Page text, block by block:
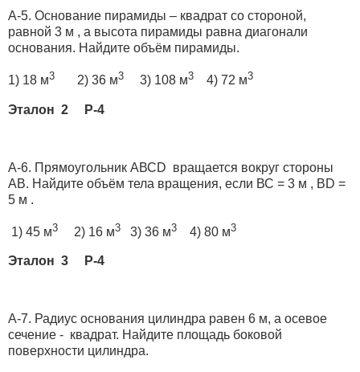
А-5. Основание пирамиды – квадрат со стороной,
равной 3 м , а высота пирамиды равна диагонали
основания. Найдите объём пирамиды.
1) 18 м3 2) 36 м3 3) 108 м3 4) 72 м3
Эталон 2 Р-4
А-6. Прямоугольник АВСD вращается вокруг стороны
АВ. Найдите объём тела вращения, если ВС = 3 м , ВD =
5 м .
1) 45 м3 2) 16 м3 3) 36 м3 4) 80 м3
Эталон 3 Р-4
А-7. Радиус основания цилиндра равен 6 м, а осевое
сечение - квадрат. Найдите площадь боковой
поверхности цилиндра.